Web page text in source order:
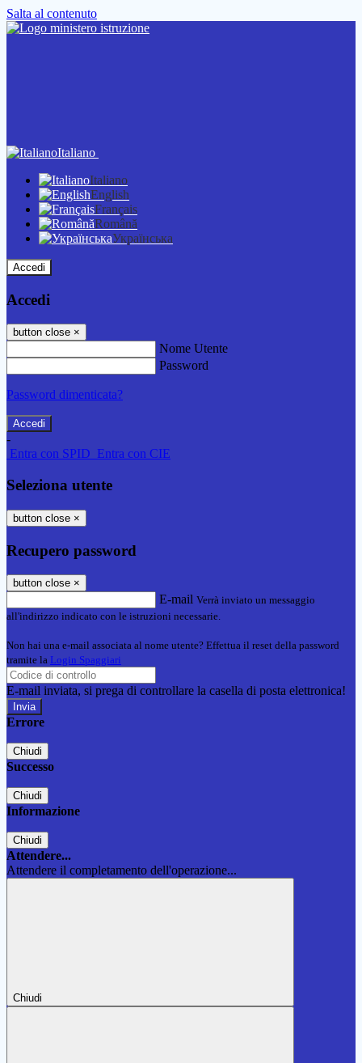
Salta al contenuto
Italiano
Italiano
English
Français
Română
Українська
Accedi
Accedi
button close ×
Nome Utente
Password
Password dimenticata?
-
Entra con SPID Entra con CIE
Seleziona utente
button close ×
Recupero password
button close ×
E-mail Verrà inviato un messaggio
all'indirizzo indicato con le istruzioni necessarie.
Non hai una e-mail associata al nome utente? Effettua il reset della password
tramite la Login Spaggiari
E-mail inviata, si prega di controllare la casella di posta elettronica!
Errore
Chiudi
Successo
Chiudi
Informazione
Chiudi
Attendere...
Attendere il completamento dell'operazione...
Chiudi